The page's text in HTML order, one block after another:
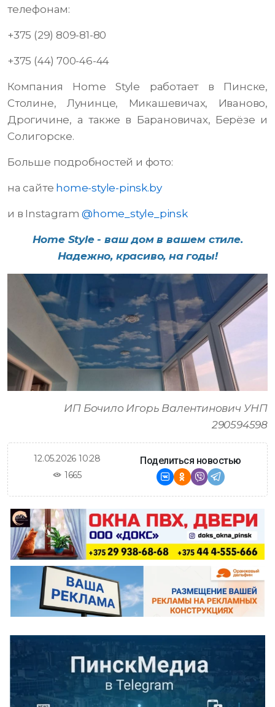
телефонам:
+375 (29) 809-81-80
+375 (44) 700-46-44
Компания Home Style работает в Пинске,
Столине, Лунинце, Микашевичах, Иваново,
Дрогичине, а также в Барановичах, Берёзе и
Солигорске.
Больше подробностей и фото:
на сайте home-style-pinsk.by
и в Instagram@home_style_pinsk
Home Style - ваш дом в вашем стиле.
Надежно, красиво, на годы!
ИП Бочило Игорь Валентинович УНП
290594598
12.05.2026 10:28
1665
Поделиться новостью